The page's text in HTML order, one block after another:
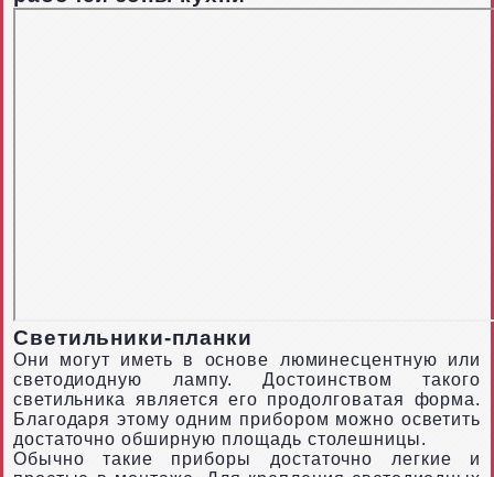
Светильники-планки
Они могут иметь в основе люминесцентную или
светодиодную лампу. Достоинством такого
светильника является его продолговатая форма.
Благодаря этому одним прибором можно осветить
достаточно обширную площадь столешницы.
Обычно такие приборы достаточно легкие и